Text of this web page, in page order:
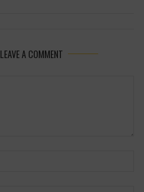
LEAVE A COMMENT